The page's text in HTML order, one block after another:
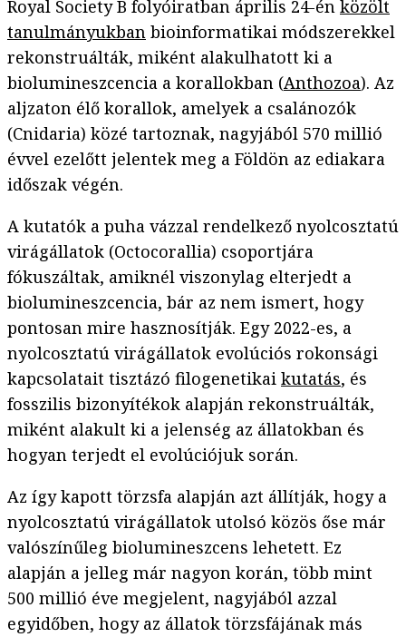
Royal Society B folyóiratban április 24-én közölt
tanulmányukban bioinformatikai módszerekkel
rekonstruálták, miként alakulhatott ki a
biolumineszcencia a korallokban (Anthozoa). Az
aljzaton élő korallok, amelyek a csalánozók
(Cnidaria) közé tartoznak, nagyjából 570 millió
évvel ezelőtt jelentek meg a Földön az ediakara
időszak végén.
A kutatók a puha vázzal rendelkező nyolcosztatú
virágállatok (Octocorallia) csoportjára
fókuszáltak, amiknél viszonylag elterjedt a
biolumineszcencia, bár az nem ismert, hogy
pontosan mire hasznosítják. Egy 2022-es, a
nyolcosztatú virágállatok evolúciós rokonsági
kapcsolatait tisztázó filogenetikai kutatás, és
fosszilis bizonyítékok alapján rekonstruálták,
miként alakult ki a jelenség az állatokban és
hogyan terjedt el evolúciójuk során.
Az így kapott törzsfa alapján azt állítják, hogy a
nyolcosztatú virágállatok utolsó közös őse már
valószínűleg biolumineszcens lehetett. Ez
alapján a jelleg már nagyon korán, több mint
500 millió éve megjelent, nagyjából azzal
egyidőben, hogy az állatok törzsfájának más